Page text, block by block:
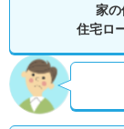
家の
住宅ロ